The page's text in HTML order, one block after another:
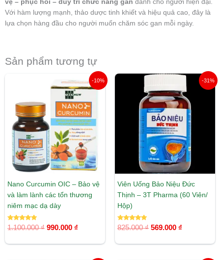
vệ – phục hồi – duy trì chức năng gan dành cho người hiện đại.
Với hàm lượng mạnh, thảo dược tinh khiết và hiệu quả cao, đây là
lựa chọn hàng đầu cho người muốn chăm sóc gan mỗi ngày.
Sản phẩm tương tự
-10%
Nano Curcumin OIC – Bảo vệ
và làm lành các tổn thương
niêm mạc dạ dày
Được xếp
hạng
1.100.000₫
gốc
1.100.000 ₫.
990.000 ₫
Giá
hiện
tại
là:
990.000 ₫.
-31%
Viên Uống Bảo Niệu Đức
Thịnh – 3T Pharma (60 Viên/
Hộp)
Được xếp
hạng
825.000₫
là:
825.000 ₫.
569.000 ₫
Giá
hiện
tại
là:
569.000 ₫.